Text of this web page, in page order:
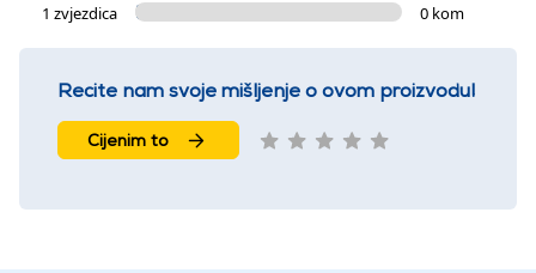
1 zvjezdica
0 kom
Recite nam svoje mišljenje o ovom proizvodu!
Cijenim to